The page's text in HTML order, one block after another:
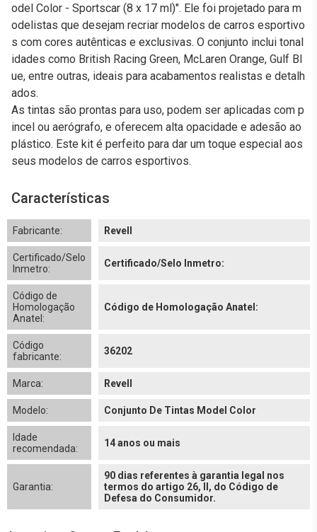
odel Color - Sportscar (8 x 17 ml)". Ele foi projetado para m
odelistas que desejam recriar modelos de carros esportivo
s com cores autênticas e exclusivas. O conjunto inclui tonal
idades como British Racing Green, McLaren Orange, Gulf Bl
ue, entre outras, ideais para acabamentos realistas e detalh
ados.
As tintas são prontas para uso, podem ser aplicadas com p
incel ou aerógrafo, e oferecem alta opacidade e adesão ao
plástico. Este kit é perfeito para dar um toque especial aos
seus modelos de carros esportivos.
Características
Fabricante: Revell
Certificado/Selo
Inmetro:
Certificado/Selo Inmetro:
Código de
Homologação
Anatel:
Código de Homologação Anatel:
Código
fabricante:
36202
Marca: Revell
Modelo: Conjunto De Tintas Model Color
Idade
recomendada:
14 anos ou mais
Garantia:
90 dias referentes à garantia legal nos
termos do artigo 26, II, do Código de
Defesa do Consumidor.